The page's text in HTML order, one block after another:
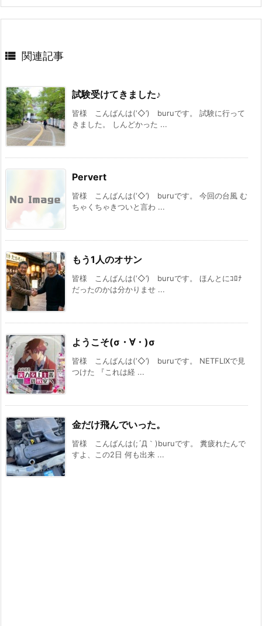
 関連記事
試験受けてきました♪
皆様 こんばんは(‘◇’)ゞburuです。 試験に行って
きました。 しんどかった ...
Pervert
皆様 こんばんは(‘◇’)ゞburuです。 今回の台風 む
ちゃくちゃきついと言わ ...
もう1人のオサン
皆様 こんばんは(‘◇’)ゞburuです。 ほんとにｺﾛﾅ
だったのかは分かりませ ...
ようこそ(σ・∀・)σ
皆様 こんばんは(‘◇’)ゞburuです。 NETFLIXで見
つけた 『これは経 ...
金だけ飛んでいった。
皆様 こんばんは(;´Д｀)buruです。 糞疲れたんで
すよ、この2日 何も出来 ...